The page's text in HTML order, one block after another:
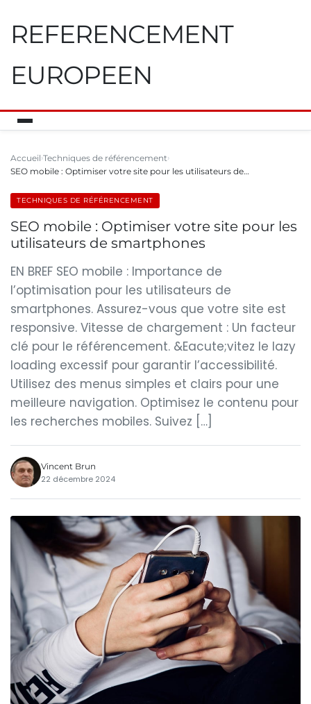
REFERENCEMENT
EUROPEEN
Accueil Techniques de référencement
SEO mobile : Optimiser votre site pour les utilisateurs de…
TECHNIQUES DE RÉFÉRENCEMENT
SEO mobile : Optimiser votre site pour les
utilisateurs de smartphones
EN BREF SEO mobile : Importance de
l’optimisation pour les utilisateurs de
smartphones. Assurez-vous que votre site est
responsive. Vitesse de chargement : Un facteur
clé pour le référencement. &Eacute;vitez le lazy
loading excessif pour garantir l’accessibilité.
Utilisez des menus simples et clairs pour une
meilleure navigation. Optimisez le contenu pour
les recherches mobiles. Suivez […]
Vincent Brun
22 décembre 2024